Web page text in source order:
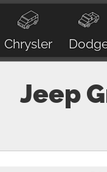
Chrysler
Jeep